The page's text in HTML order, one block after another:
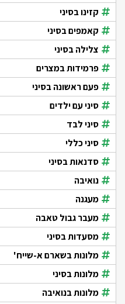
קזינו בסיני
קאמפים בסיני
צלילה בסיני
פרמידות במצרים
פעם ראשונה בסיני
סיני עם ילדים
סיני לבד
סיני כללי
סדנאות בסיני
נואיבה
מעגנה
מעבר גבול טאבה
מסעדות בסיני
מלונות בשארם א-שייח'
מלונות בסיני
מלונות בנואיבה